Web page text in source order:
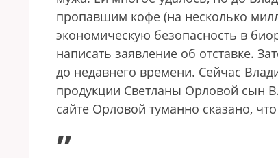
пропавшим кофе (на несколько
экономическую безопасность в
написать заявление об отставке.
до недавнего времени. Сейчас
продукции Светланы Орловой сын
сайте Орловой туманно сказано,
„